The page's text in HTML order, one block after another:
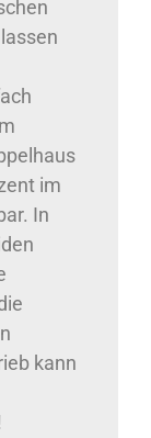
im
In
kann